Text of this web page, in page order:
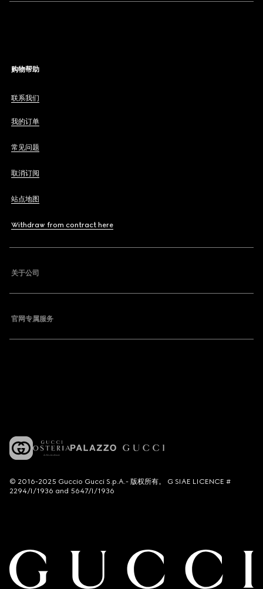
购物帮助
联系我们
我的订单
常见问题
取消订阅
站点地图
Withdraw from contract here
关于公司
官网专属服务
© 2016-2025 Guccio Gucci S.p.A.- 版权所有。 G SIAE LICENCE #
2294/I/1936 and 5647/I/1936